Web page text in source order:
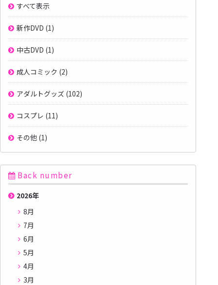
すべて表示
新作DVD (1)
中古DVD (1)
成人コミック (2)
アダルトグッズ (102)
コスプレ (11)
その他 (1)
Back number
2026年
8月
7月
6月
5月
4月
3月